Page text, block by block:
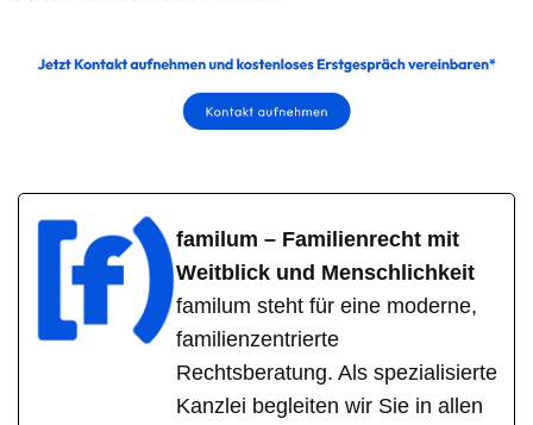
familum – Familienrecht mit
Weitblick und Menschlichkeit
familum steht für eine moderne,
familienzentrierte
Rechtsberatung. Als spezialisierte
Kanzlei begleiten wir Sie in allen